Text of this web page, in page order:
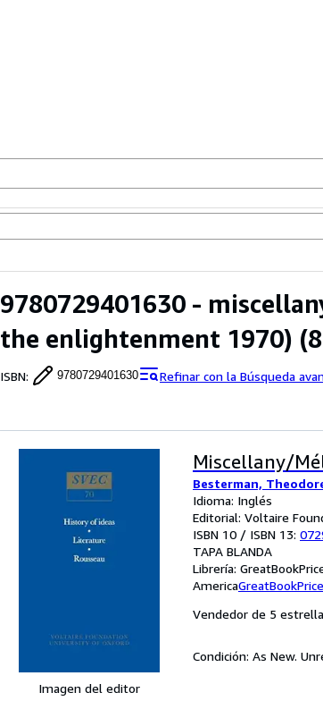
9780729401630 -
the enlightenment 1970)
ISBN: 9780729401630 Refinar con la Búsqueda
Imagen del editor
Miscellany/
Besterman,
Idioma: Inglés
Editorial: Voltaire
ISBN 10 / ISBN 13:
TAPA BLANDA
Librería:
America
Vendedor de 5
Condición: As New.